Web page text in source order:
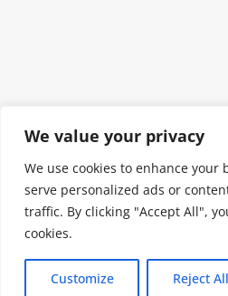
We value your privacy
We use cookies to enhance your
serve personalized ads or
traffic. By clicking "Accept All",
cookies.
Customize Reject All